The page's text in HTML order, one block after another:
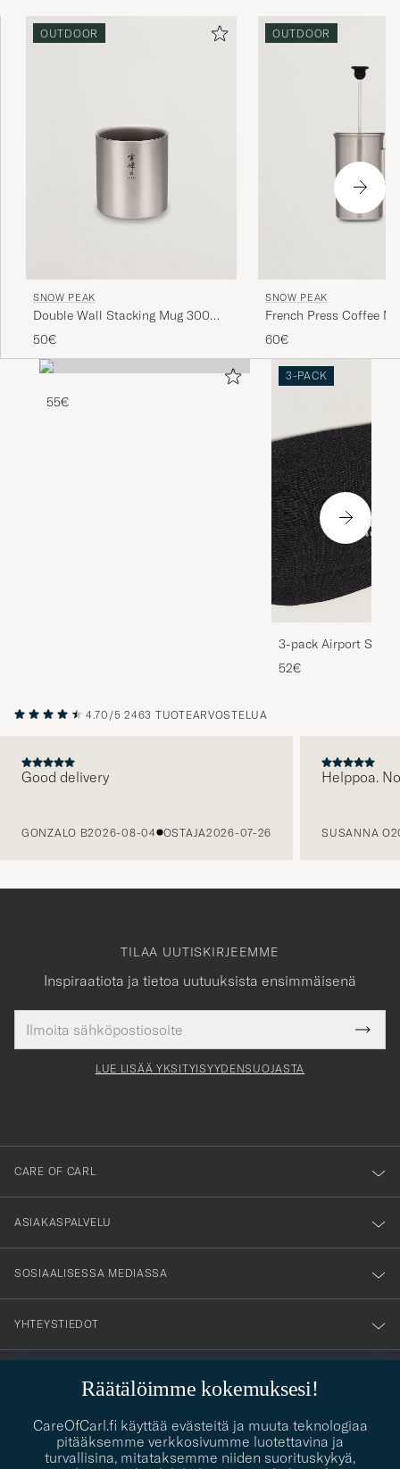
siirtynyt sukupolvelta toiselle Japanin Niigatassa.
OUTDOOR
SNOW PEAK
Double Wall Stacking Mug 300
Titanium
50€
OUTDOOR
SNOW PEAK
French Press Coffee
Titanium
60€
55€
3-PACK
3-pack Airport
Melange
52€
4.70/5 2463 TUOTEARVOSTELUA
Good delivery
GONZALO B2026-08-04 OSTAJA2026-07-26
Helppoa.
SUSANNA O
Räätälöimme kokemuksesi!
CareOfCarl.fi käyttää evästeitä ja muuta teknologiaa
pitääksemme verkkosivumme luotettavina ja
turvallisina, mitataksemme niiden suorituskykyä,
TILAA UUTISKIRJEEMME
Inspiraatiota ja tietoa uutuuksista ensimmäisenä
tieto
Tack
för
dig
till
vårt
nyhetsbrev!
LUE LISÄÄ YKSITYISYYDENSUOJASTA
CARE OF CARL
ASIAKASPALVELU
SOSIAALISESSA MEDIASSA
YHTEYSTIEDOT
contact@careofcarl.com
PUKEUTUMISNEUVONTA
Kaipaatko apua oman tyylisi löytämiseen? Me autamme sinua
mielellämme!